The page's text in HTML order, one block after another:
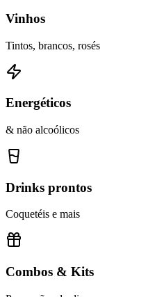
Vinhos
Tintos, brancos, rosés
Energéticos
& não alcoólicos
Drinks prontos
Coquetéis e mais
Combos & Kits